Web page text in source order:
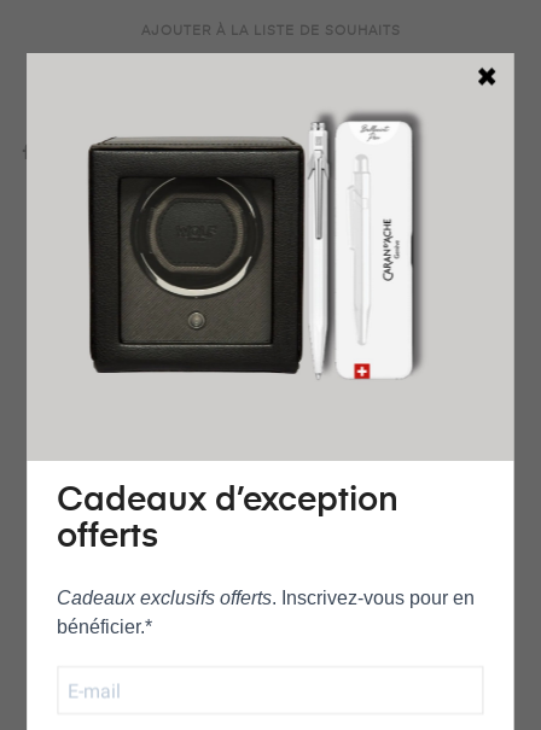
AJOUTER À LA LISTE DE SOUHAITS
GARANTIE INTERNATIONALE LIVRAISON EXPRESS OFFERTE
PRÊT À OFFRIR RETOUR FACILE ET GRATUIT
Référence 003005
Cadeaux d’exception
offerts
Cadeaux exclusifs offerts. Inscrivez‑vous pour en
bénéficier.*